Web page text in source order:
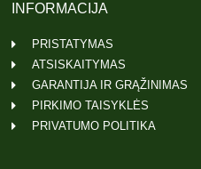
INFORMACIJA
PRISTATYMAS
ATSISKAITYMAS
GARANTIJA IR GRĄŽINIMAS
PIRKIMO TAISYKLĖS
PRIVATUMO POLITIKA